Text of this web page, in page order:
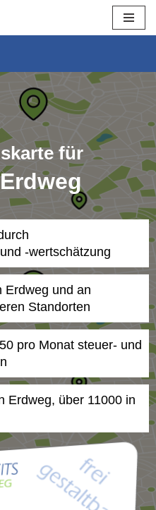
für
Erdweg
-wertschätzung
Erdweg und an
Standorten
pro Monat steuer- und
Erdweg, über 11000 in